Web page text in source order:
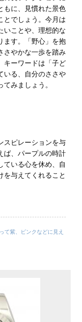
もに、見慣れた景色
とでしょう。今月は
いことや、理想的な
ます。「野心」を抱
さやかな一歩を踏み
キーワードは「子ど
いる、自分のささや
みましょう。
スピレーションを与
ば、パープルの時計
ている心を休め、自
与えてくれること
て紫、ピンクなどに見え